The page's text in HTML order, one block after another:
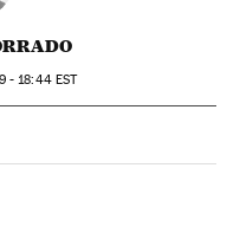
- 18:44EST